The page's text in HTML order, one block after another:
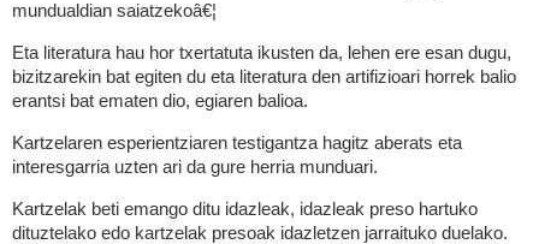
mundualdian saiatzekoâ€¦
Eta literatura hau hor txertatuta ikusten da, lehen ere esan dugu,
bizitzarekin bat egiten du eta literatura den artifizioari horrek balio
erantsi bat ematen dio, egiaren balioa.
Kartzelaren esperientziaren testigantza hagitz aberats eta
interesgarria uzten ari da gure herria munduari.
Kartzelak beti emango ditu idazleak, idazleak preso hartuko
dituztelako edo kartzelak presoak idazletzen jarraituko duelako.